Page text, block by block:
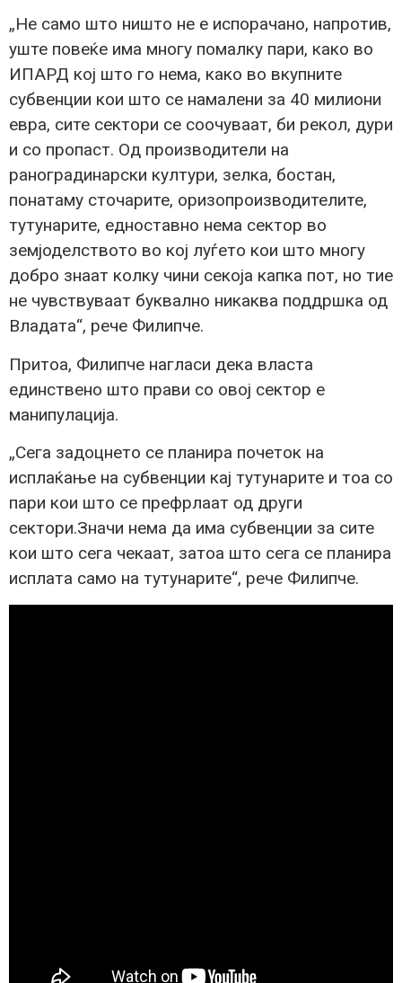
„Не само што ништо не е испорачано, напротив,
уште повеќе има многу помалку пари, како во
ИПАРД кој што го нема, како во вкупните
субвенции кои што се намалени за 40 милиони
евра, сите сектори се соочуваат, би рекол, дури
и со пропаст. Од производители на
раноградинарски култури, зелка, бостан,
понатаму сточарите, оризопроизводителите,
тутунарите, едноставно нема сектор во
земјоделството во кој луѓето кои што многу
добро знаат колку чини секоја капка пот, но тие
не чувствуваат буквално никаква поддршка од
Владата“, рече Филипче.
Притоа, Филипче нагласи дека власта
единствено што прави со овој сектор е
манипулација.
„Сега задоцнето се планира почеток на
исплаќање на субвенции кај тутунарите и тоа со
пари кои што се префрлаат од други
сектори.Значи нема да има субвенции за сите
кои што сега чекаат, затоа што сега се планира
исплата само на тутунарите“, рече Филипче.